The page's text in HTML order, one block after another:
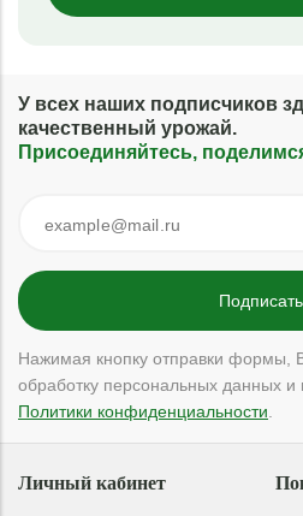
У всех наших подписчиков
качественный урожай.
Присоединяйтесь,
Нажимая кнопку отправки формы,
обработку персональных данных и
Политики конфиденциальности
Личный кабинет